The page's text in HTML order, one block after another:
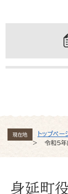
現在地 トップペー
>
令和5
身延町